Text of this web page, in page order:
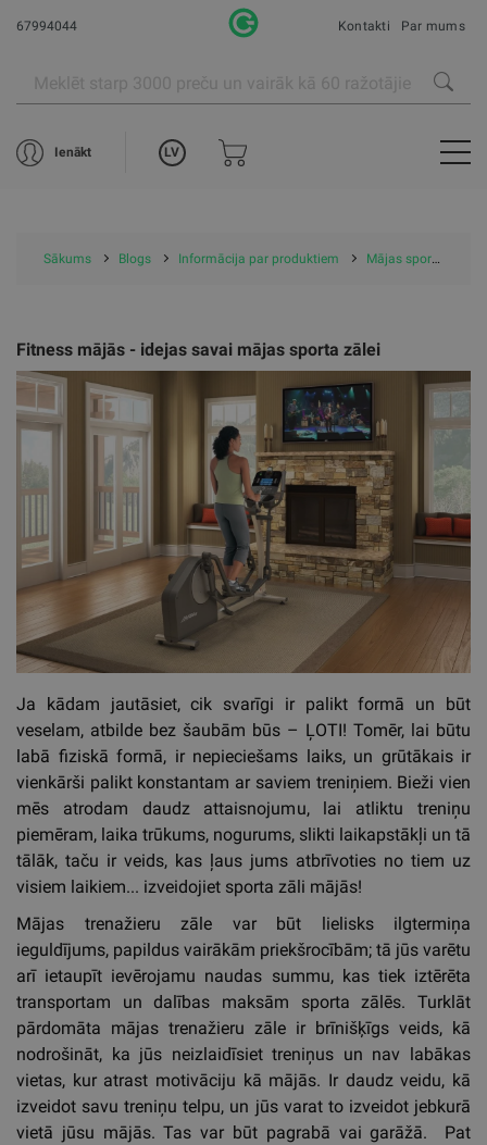
67994044 Kontakti Par mums
Ienākt LV
Sākums Blogs Informācija par produktiem Mājas sporta zāles iekārtošana
Fitness mājās - idejas savai mājas sporta zālei
Ja kādam jautāsiet, cik svarīgi ir palikt formā un būt
veselam, atbilde bez šaubām būs – ĻOTI! Tomēr, lai būtu
labā fiziskā formā, ir nepieciešams laiks, un grūtākais ir
vienkārši palikt konstantam ar saviem treniņiem. Bieži vien
mēs atrodam daudz attaisnojumu, lai atliktu treniņu
piemēram, laika trūkums, nogurums, slikti laikapstākļi un tā
tālāk, taču ir veids, kas ļaus jums atbrīvoties no tiem uz
visiem laikiem... izveidojiet sporta zāli mājās!
Mājas trenažieru zāle var būt lielisks ilgtermiņa
ieguldījums, papildus vairākām priekšrocībām; tā jūs varētu
arī ietaupīt ievērojamu naudas summu, kas tiek iztērēta
transportam un dalības maksām sporta zālēs. Turklāt
pārdomāta mājas trenažieru zāle ir brīnišķīgs veids, kā
nodrošināt, ka jūs neizlaidīsiet treniņus un nav labākas
vietas, kur atrast motivāciju kā mājās. Ir daudz veidu, kā
izveidot savu treniņu telpu, un jūs varat to izveidot jebkurā
vietā jūsu mājās. Tas var būt pagrabā vai garāžā. Pat